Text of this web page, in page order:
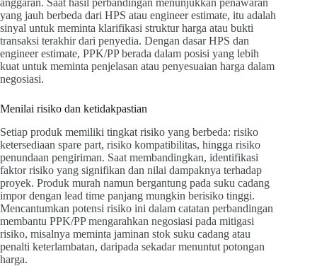
anggaran. Saat hasil perbandingan menunjukkan penawaran
yang jauh berbeda dari HPS atau engineer estimate, itu adalah
sinyal untuk meminta klarifikasi struktur harga atau bukti
transaksi terakhir dari penyedia. Dengan dasar HPS dan
engineer estimate, PPK/PP berada dalam posisi yang lebih
kuat untuk meminta penjelasan atau penyesuaian harga dalam
negosiasi.
Menilai risiko dan ketidakpastian
Setiap produk memiliki tingkat risiko yang berbeda: risiko
ketersediaan spare part, risiko kompatibilitas, hingga risiko
penundaan pengiriman. Saat membandingkan, identifikasi
faktor risiko yang signifikan dan nilai dampaknya terhadap
proyek. Produk murah namun bergantung pada suku cadang
impor dengan lead time panjang mungkin berisiko tinggi.
Mencantumkan potensi risiko ini dalam catatan perbandingan
membantu PPK/PP mengarahkan negosiasi pada mitigasi
risiko, misalnya meminta jaminan stok suku cadang atau
penalti keterlambatan, daripada sekadar menuntut potongan
harga.